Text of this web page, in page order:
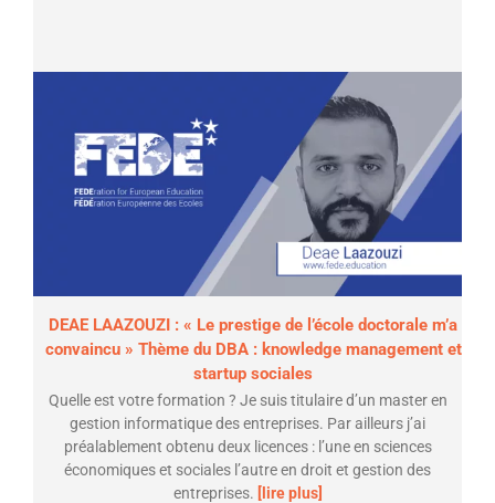
DEAE LAAZOUZI : « Le prestige de l’école doctorale m’a
convaincu » Thème du DBA : knowledge management et
startup sociales
Quelle est votre formation ? Je suis titulaire d’un master en
gestion informatique des entreprises. Par ailleurs j’ai
préalablement obtenu deux licences : l’une en sciences
économiques et sociales l’autre en droit et gestion des
entreprises. [lire plus]